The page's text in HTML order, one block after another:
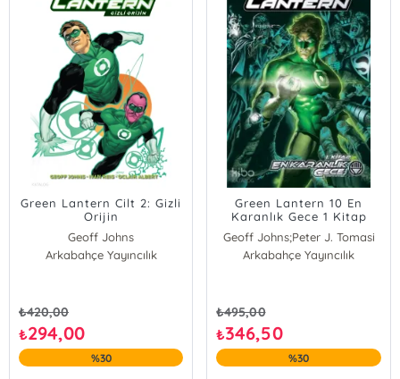
Green Lantern Cilt 2: Gizli
Orijin
Geoff Johns
Arkabahçe Yayıncılık
₺420,00
₺294,00
%30
Green Lantern 10 En
Karanlık Gece 1 Kitap
Geoff Johns;Peter J. Tomasi
Arkabahçe Yayıncılık
₺495,00
₺346,50
%30